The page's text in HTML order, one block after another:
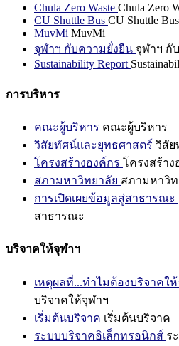
Chula Zero Waste Chula Zero
CU Shuttle Bus CU Shuttle Bus
MuvMi MuvMi
จุฬาฯ กับความยั่งยืน จุฬาฯ กั
Sustainability Report
การบริหาร
คณะผู้บริหาร คณะผู้บริหาร
วิสัยทัศน์และยุทธศาสตร์ วิสัย
โครงสร้างองค์กร โครงสร้าง
สภามหาวิทยาลัย สภามหาวิท
การเปิดเผยข้อมูลสู่สาธารณะ
สาธารณะ
บริจาคให้จุฬาฯ
เหตุผลที่...ทำไมต้องบริจาคใ
บริจาคให้จุฬาฯ
เริ่มต้นบริจาค เริ่มต้นบริจาค
ระบบบริจาคอิเล็กทรอนิกส์ ร